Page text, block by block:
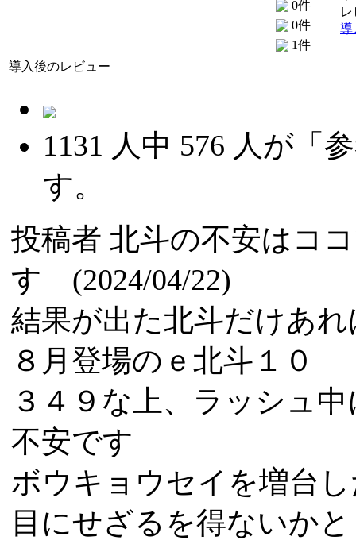
0件
0件
1件
導
導入後のレビュー
1131 人中 576 人が「
す。
投稿者 北斗の不安はコ
す (2024/04/22)
結果が出た北斗だけあれ
８月登場のｅ北斗１０
３４９な上、ラッシュ
不安です
ボウキョウセイを増台
目にせざるを得ないかと